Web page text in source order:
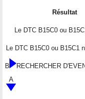
Résultat
Le DTC B15C0 ou
Le DTC B15C0 ou B15C1
B
RECHERCHER
A